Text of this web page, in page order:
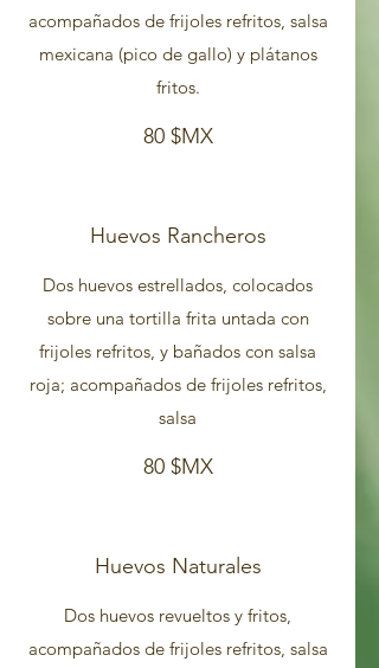
acompañados de frijoles refritos, salsa
mexicana (pico de gallo) y plátanos
fritos.
80 $MX
Huevos Rancheros
Dos huevos estrellados, colocados
sobre una tortilla frita untada con
frijoles refritos, y bañados con salsa
roja; acompañados de frijoles refritos,
80 $MX
Huevos Naturales
Dos huevos revueltos y fritos,
acompañados de frijoles refritos, salsa